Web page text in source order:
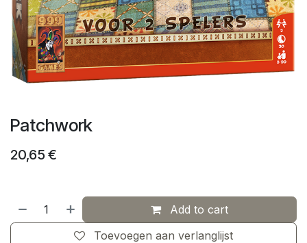
Patchwork
20,65 €
Add to cart
Toevoegen aan verlanglijst